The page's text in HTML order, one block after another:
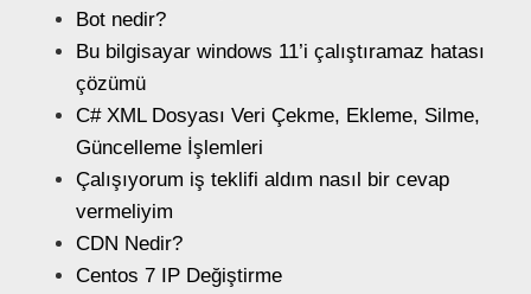
Bot nedir?
Bu bilgisayar windows 11’i çalıştıramaz hatası
çözümü
C# XML Dosyası Veri Çekme, Ekleme, Silme,
Güncelleme İşlemleri
Çalışıyorum iş teklifi aldım nasıl bir cevap
vermeliyim
CDN Nedir?
Centos 7 IP Değiştirme